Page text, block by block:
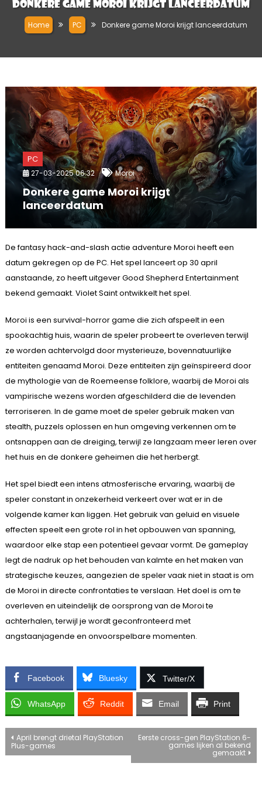
Donkere game Moroi krijgt lanceerdatum
Home PC Donkere game Moroi krijgt lanceerdatum
PC
27-03-2025 06:32 Moroi
Donkere game Moroi krijgt
lanceerdatum
De fantasy hack-and-slash actie adventure Moroi heeft een
datum gekregen op de PC. Het spel lanceert op 30 april
aanstaande, zo heeft uitgever Good Shepherd Entertainment
bekend gemaakt. Violet Saint ontwikkelt het spel.
Moroi is een survival-horror game die zich afspeelt in een
spookachtig huis, waarin de speler probeert te overleven terwijl
ze worden achtervolgd door mysterieuze, bovennatuurlijke
entiteiten genaamd Moroi. Deze entiteiten zijn geïnspireerd door
de mythologie van de Roemeense folklore, waarbij de Moroi als
vampirische wezens worden afgeschilderd die de levenden
terroriseren. In de game moet de speler gebruik maken van
stealth, puzzels oplossen en hun omgeving verkennen om te
ontsnappen aan de dreiging, terwijl ze langzaam meer leren over
het huis en de donkere geheimen die het herbergt.
Het spel biedt een intens atmosferische ervaring, waarbij de
speler constant in onzekerheid verkeert over wat er in de
volgende kamer kan liggen. Het gebruik van geluid en visuele
effecten speelt een grote rol in het opbouwen van spanning,
waardoor elke stap een potentieel gevaar vormt. De gameplay
legt de nadruk op het behouden van kalmte en het maken van
strategische keuzes, aangezien de speler vaak niet in staat is om
de Moroi in directe confrontaties te verslaan. Het doel is om te
overleven en uiteindelijk de oorsprong van de Moroi te
achterhalen, terwijl je wordt geconfronteerd met
angstaanjagende en onvoorspelbare momenten.
Facebook Bluesky Twitter/X
WhatsApp Reddit Email Print
Bericht
April brengt drietal PlayStation
Plus-games
Eerste cross-gen PlayStation 6-
games lijken al bekend
gemaakt